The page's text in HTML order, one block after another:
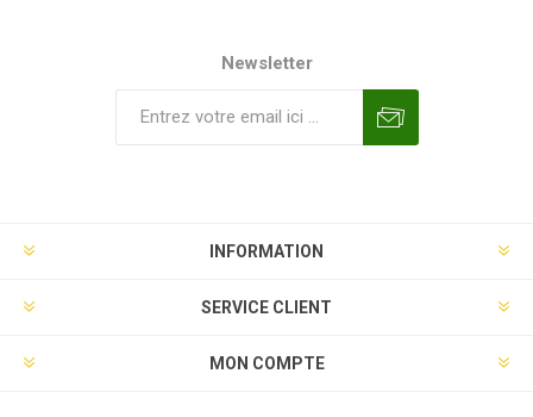
Newsletter
INFORMATION
SERVICE CLIENT
MON COMPTE